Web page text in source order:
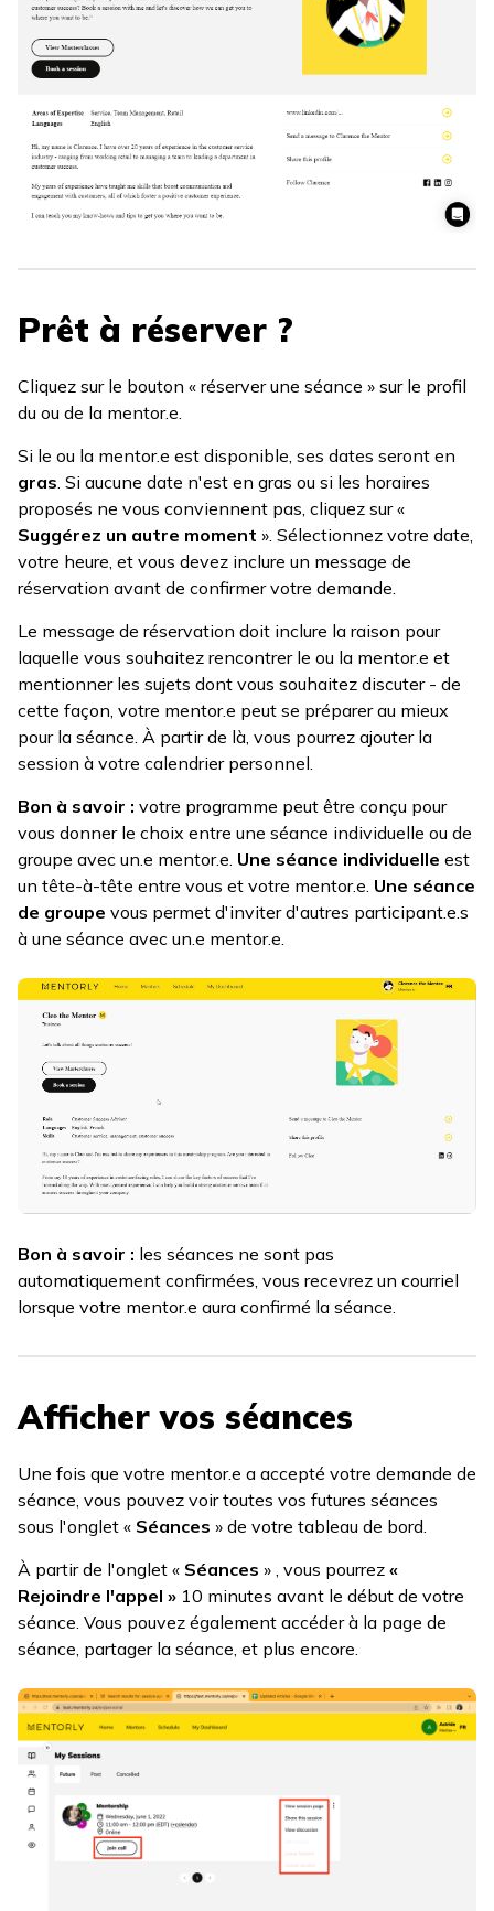
Prêt à réserver ?
Cliquez sur le bouton « réserver une séance » sur le profil
du ou de la mentor.e.
Si le ou la mentor.e est disponible, ses dates seront en
gras . Si aucune date n'est en gras ou si les horaires
proposés ne vous conviennent pas, cliquez sur «
Suggérez un autre moment ». Sélectionnez votre date,
votre heure, et vous devez inclure un message de
réservation avant de confirmer votre demande.
Le message de réservation doit inclure la raison pour
laquelle vous souhaitez rencontrer le ou la mentor.e et
mentionner les sujets dont vous souhaitez discuter - de
cette façon, votre mentor.e peut se préparer au mieux
pour la séance. À partir de là, vous pourrez ajouter la
session à votre calendrier personnel.
Bon à savoir : votre programme peut être conçu pour
vous donner le choix entre une séance individuelle ou de
groupe avec un.e mentor.e. Une séance individuelle est
un tête-à-tête entre vous et votre mentor.e. Une séance
de groupe vous permet d'inviter d'autres participant.e.s
à une séance avec un.e mentor.e.
Bon à savoir : les séances ne sont pas
automatiquement confirmées, vous recevrez un courriel
lorsque votre mentor.e aura confirmé la séance.
Afficher vos séances
Une fois que votre mentor.e a accepté votre demande de
séance, vous pouvez voir toutes vos futures séances
sous l'onglet « Séances » de votre tableau de bord.
À partir de l'onglet « Séances » , vous pourrez «
Rejoindre l'appel » 10 minutes avant le début de votre
séance. Vous pouvez également accéder à la page de
séance, partager la séance, et plus encore.